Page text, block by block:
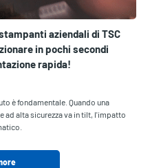
aziendali di TSC
in pochi secondi
rapida!
è fondamentale. Quando una
alta sicurezza va in tilt, l'impatto